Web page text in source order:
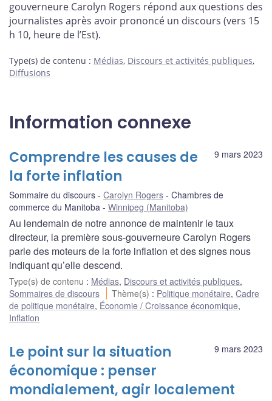
gouverneure Carolyn Rogers répond aux questions des
journalistes après avoir prononcé un discours (vers 15
h 10, heure de l’Est).
Type(s) de contenu : Médias, Discours et activités publiques,
Diffusions
Information connexe
9 mars 2023
Comprendre les causes de
la forte inflation
Sommaire du discours Carolyn Rogers
Chambres de
commerce du Manitoba
Winnipeg (Manitoba)
Au lendemain de notre annonce de maintenir le taux
directeur, la première sous-gouverneure Carolyn Rogers
parle des moteurs de la forte inflation et des signes nous
indiquant qu’elle descend.
Type(s) de contenu : Médias, Discours et activités publiques,
Sommaires de discours
Thème(s) : Politique monétaire,Cadre
de politique monétaire, Économie / Croissance économique,
Inflation
9 mars 2023
Le point sur la situation
économique : penser
mondialement, agir localement